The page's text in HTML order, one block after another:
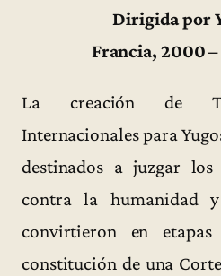
Dirigida por
Francia, 2000
La creación de
Internacionales para
destinados a juzgar los
contra la humanidad
convirtieron en
constitución de una